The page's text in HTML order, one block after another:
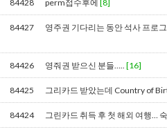
84428 perm접수후에[8]
84427 영주권 기다리는 동안 석사 프로
84426 영줘권 받으신 분들…..[16]
84425 그리카드 받았는데 Country of
84424 그린카드 취득 후 첫 해외 여행…